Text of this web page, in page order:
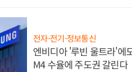
전자·전기·정보통신
엔비디아 '루빈 울트라'에
M4 수율에 주도권 갈린다